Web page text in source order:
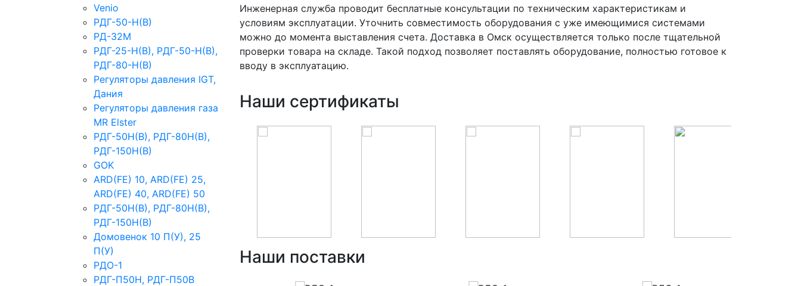
Venio
РДГ-50-Н(В)
РД-32М
РДГ-25-Н(В), РДГ-50-Н(В),
РДГ-80-Н(В)
Регуляторы давления IGT,
Дания
Регуляторы давления газа
MR Elster
РДГ-50Н(В), РДГ-80Н(В),
РДГ-150Н(В)
GOK
ARD(FE) 10, ARD(FE) 25,
ARD(FE) 40, ARD(FE) 50
РДГ-50Н(В), РДГ-80Н(В),
РДГ-150Н(В)
Домовенок 10 П(У), 25
П(У)
РДО-1
РДГ-П50Н, РДГ-П50В
Инженерная служба проводит бесплатные консультации по техническим характеристикам и
условиям эксплуатации. Уточнить совместимость оборудования с уже имеющимися системами
можно до момента выставления счета. Доставка в Омск осуществляется только после тщательной
проверки товара на складе. Такой подход позволяет поставлять оборудование, полностью готовое к
вводу в эксплуатацию.
Наши сертификаты
Наши поставки